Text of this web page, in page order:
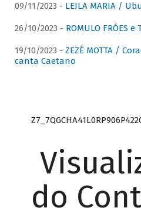
09/11/2023 - LEILA MARIA /
26/10/2023 - ROMULO FRÓES
19/10/2023 - ZEZÉ MOTTA /
canta Caetano
do